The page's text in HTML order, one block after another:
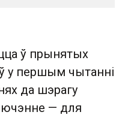
ў прынятых
у першым чытанні
да шэрагу
— для